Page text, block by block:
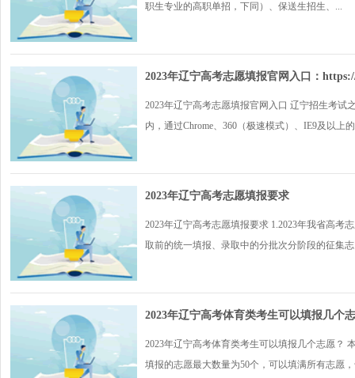
职生专业的高职单招，下同）、保送生招生、...
2023年辽宁高考志愿填报官网入口：
2023年辽宁高考志愿填报官网入口 辽宁招生考试
内，通过Chrome、360（极速模式）、IE9及以上
2023年辽宁高考志愿填报要求
2023年辽宁高考志愿填报要求 1.2023年我省高考
取前的统一填报、录取中的分批次分阶段的征集
2023年辽宁高考体育类考生可以填报几个
2023年辽宁高考体育类考生可以填报几个志愿？
填报的志愿最大数量为50个，可以填满所有志愿